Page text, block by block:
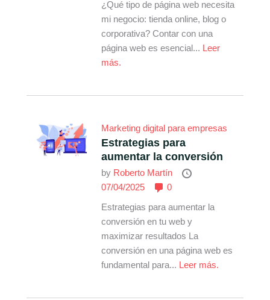
¿Qué tipo de página web necesita
mi negocio: tienda online, blog o
corporativa? Contar con una
página web es esencial... Leer
más.
Marketing digital para empresas
Estrategias para
aumentar la conversión
by Roberto Martín
07/04/2025
0
Estrategias para aumentar la
conversión en tu web y
maximizar resultados La
conversión en una página web es
fundamental para... Leer más.